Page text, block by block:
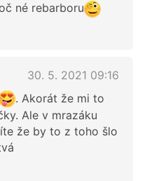
né rebarboru
30. 5. 2021 09:16
. Akorát že mi to
Ale v mrazáku
že by to z toho šlo